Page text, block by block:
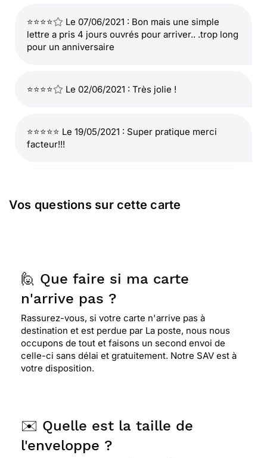
⭐⭐⭐⭐
Le 07/06/2021 : Bon mais une simple
lettre a pris 4 jours ouvrés pour arriver.. .trop long
pour un anniversaire
⭐⭐⭐⭐ Le 02/06/2021 : Très jolie !
⭐⭐⭐⭐⭐ Le 19/05/2021 : Super pratique merci
facteur!!!
et précieux qui m'a toujours satisfaite. J'y ai
souvent recours d'autant plus que je suis
Vos questions sur cette carte
🙋 Que faire si ma carte
n'arrive pas ?
Rassurez-vous, si votre carte n'arrive pas à
destination et est perdue par La poste, nous nous
occupons de tout et faisons un second envoi de
celle-ci sans délai et gratuitement. Notre SAV est à
votre disposition.
✉️ Quelle est la taille de
l'enveloppe ?